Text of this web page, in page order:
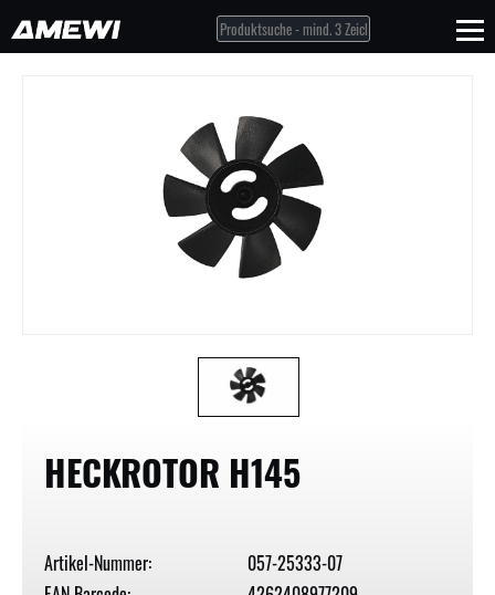
HECKROTOR H145
Artikel-Nummer:
057-25333-07